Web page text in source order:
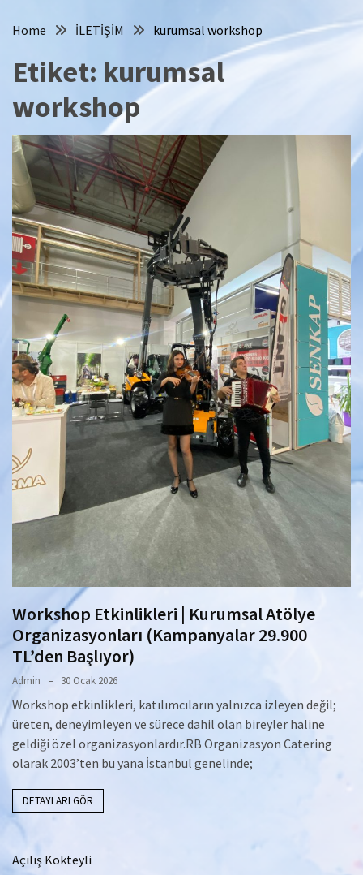
Home İLETİŞİM kurumsal workshop
Etiket: kurumsal
workshop
Workshop Etkinlikleri | Kurumsal Atölye
Organizasyonları (Kampanyalar 29.900
TL’den Başlıyor)
Admin 30 Ocak 2026
Workshop etkinlikleri, katılımcıların yalnızca izleyen değil;
üreten, deneyimleyen ve sürece dahil olan bireyler haline
geldiği özel organizasyonlardır.RB Organizasyon Catering
olarak 2003’ten bu yana İstanbul genelinde;
DETAYLARI GÖR
Açılış Kokteyli